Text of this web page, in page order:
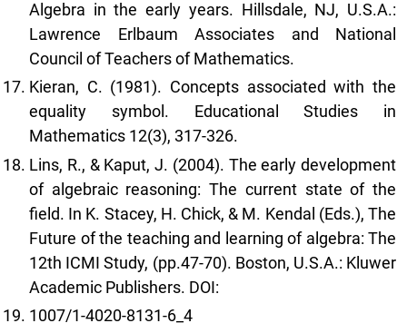
Algebra in the early years. Hillsdale, NJ, U.S.A.:
Lawrence Erlbaum Associates and National
Council of Teachers of Mathematics.
Kieran, C. (1981). Concepts associated with the
equality symbol. Educational Studies in
Mathematics 12(3), 317-326.
Lins, R., & Kaput, J. (2004). The early development
of algebraic reasoning: The current state of the
field. In K. Stacey, H. Chick, & M. Kendal (Eds.), The
Future of the teaching and learning of algebra: The
12th ICMI Study, (pp.47-70). Boston, U.S.A.: Kluwer
Academic Publishers. DOI:
1007/1-4020-8131-6_4